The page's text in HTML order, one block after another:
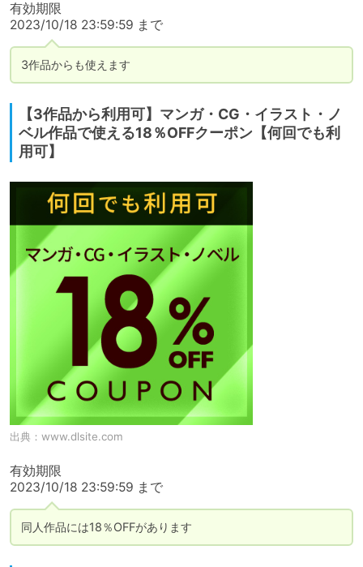
有効期限
2023/10/18 23:59:59 まで
3作品からも使えます
【3作品から利用可】マンガ・CG・イラスト・ノ
ベル作品で使える18％OFFクーポン【何回でも利
用可】
出典： www.dlsite.com
有効期限
2023/10/18 23:59:59 まで
同人作品には18％OFFがあります